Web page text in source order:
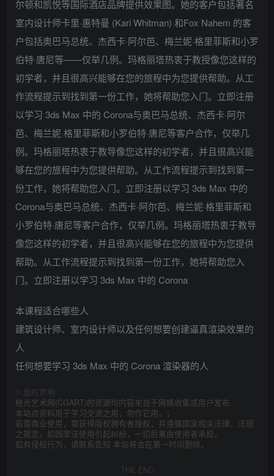
尔顿和凯悦等国际酒店品牌提供效果图。她的客户包括著名
室内设计师卡里·惠特曼 (Kari Whitman) 和Fox Nahem 的客
户包括奥巴马总统、杰西卡·阿尔芭、梅兰妮·格里菲斯和小罗
伯特·唐尼等——仅举几例。玛格丽塔热衷于教授像您这样的
初学者，并且很高兴能够在您的旅程中为您提供帮助。从工
作流程提示到找到第一份工作，她将帮助您入门。立即注册
以学习 3ds Max 中的 Corona与奥巴马总统、杰西卡·阿尔
芭、梅兰妮·格里菲斯和小罗伯特·唐尼等客户合作，仅举几
例。玛格丽塔热衷于教导像您这样的初学者，并且很高兴能
够在您的旅程中为您提供帮助。从工作流程提示到找到第一
份工作，她将帮助您入门。立即注册以学习 3ds Max 中的
Corona与奥巴马总统、杰西卡·阿尔芭、梅兰妮·格里菲斯和
小罗伯特·唐尼等客户合作，仅举几例。玛格丽塔热衷于教导
像您这样的初学者，并且很高兴能够在您的旅程中为您提供
帮助。从工作流程提示到找到第一份工作，她将帮助您入
门。立即注册以学习 3ds Max 中的 Corona
本课程适合哪些人
建筑设计师、室内设计师以及任何想要创建逼真渲染效果的
人
任何想要学习 3ds Max 中的 Corona 渲染器的人
版权声明
橙光艺术网(CGART)的资源均内容来自于网络收集或用户发布.
本站点资料用于学习交流之用，勿作它用，；
若需商业使用，需获得版权拥有者授权，并遵循国家相关法律、法规
之规定。如因非法使用引起纠纷，一切后果由使用者承担。
如有侵权行为，请联系告知 本站将会在第一时间删除。
THE END